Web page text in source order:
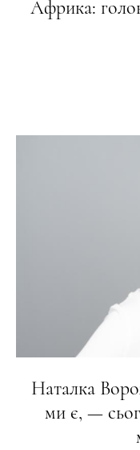
Африка:
Наталка
ми є, —